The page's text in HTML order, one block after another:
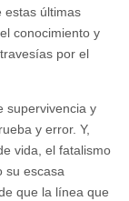
estas últimas
conocimiento y
por el
supervivencia y
y error. Y,
vida, el fatalismo
su escasa
que la línea que